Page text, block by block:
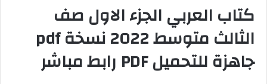
كتاب العربي الجزء الاول صف
الثالث متوسط 2022 نسخة pdf
جاهزة للتحميل PDF رابط مباشر